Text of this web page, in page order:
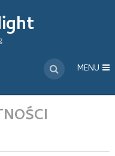
MENU